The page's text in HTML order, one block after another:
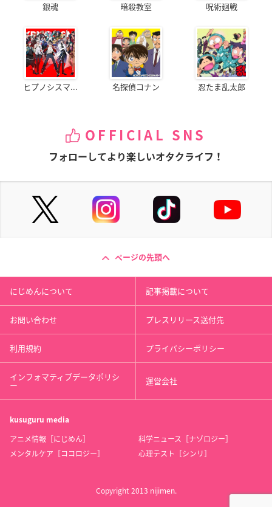
銀魂 暗殺教室 呪術廻戦
ヒプノシスマ... 名探偵コナン 忍たま乱太郎
OFFICIAL SNS
フォローしてより楽しいオタクライフ！
ページの先頭へ
にじめんについて 記事掲載について
お問い合わせ プレスリリース送付先
利用規約 プライバシーポリシー
インフォマティブデータポリシ
ー 運営会社
kusuguru media
アニメ情報［にじめん］
科学ニュース［ナゾロジー］
メンタルケア［ココロジー］
心理テスト［シンリ］
Copyright 2013 nijimen.